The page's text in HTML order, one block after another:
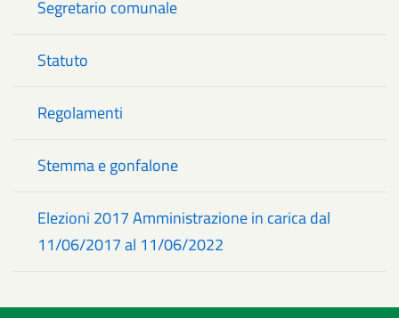
Segretario comunale
Statuto
Regolamenti
Stemma e gonfalone
Elezioni 2017 Amministrazione in carica dal
11/06/2017 al 11/06/2022